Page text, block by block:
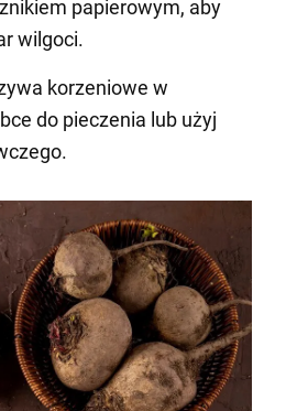
papierowym, aby
wilgoci.
korzeniowe w
do pieczenia lub użyj